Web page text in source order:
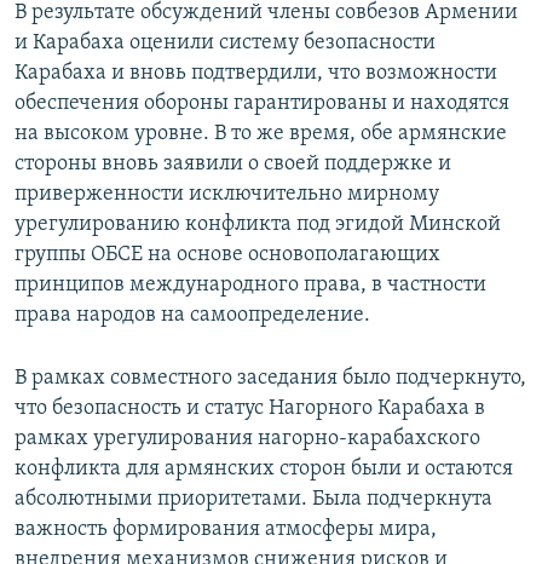
В результате обсуждений члены совбезов Армении
и Карабаха оценили систему безопасности
Карабаха и вновь подтвердили, что возможности
обеспечения обороны гарантированы и находятся
на высоком уровне. В то же время, обе армянские
стороны вновь заявили о своей поддержке и
приверженности исключительно мирному
урегулированию конфликта под эгидой Минской
группы ОБСЕ на основе основополагающих
принципов международного права, в частности
права народов на самоопределение.
В рамках совместного заседания было подчеркнуто,
что безопасность и статус Нагорного Карабаха в
рамках урегулирования нагорно-карабахского
конфликта для армянских сторон были и остаются
абсолютными приоритетами. Была подчеркнута
важность формирования атмосферы мира,